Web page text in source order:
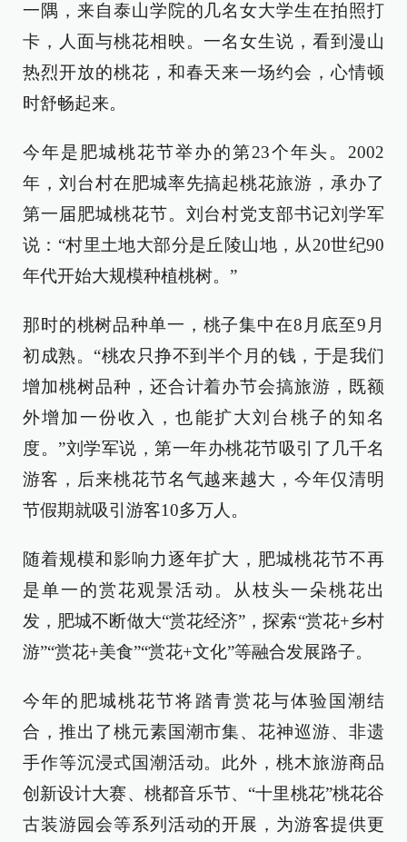
一隅，来自泰山学院的几名女大学生在拍照打
卡，人面与桃花相映。一名女生说，看到漫山
热烈开放的桃花，和春天来一场约会，心情顿
时舒畅起来。
今年是肥城桃花节举办的第23个年头。2002
年，刘台村在肥城率先搞起桃花旅游，承办了
第一届肥城桃花节。刘台村党支部书记刘学军
说：“村里土地大部分是丘陵山地，从20世纪90
年代开始大规模种植桃树。”
那时的桃树品种单一，桃子集中在8月底至9月
初成熟。“桃农只挣不到半个月的钱，于是我们
增加桃树品种，还合计着办节会搞旅游，既额
外增加一份收入，也能扩大刘台桃子的知名
度。”刘学军说，第一年办桃花节吸引了几千名
游客，后来桃花节名气越来越大，今年仅清明
节假期就吸引游客10多万人。
随着规模和影响力逐年扩大，肥城桃花节不再
是单一的赏花观景活动。从枝头一朵桃花出
发，肥城不断做大“赏花经济”，探索“赏花+乡村
游”“赏花+美食”“赏花+文化”等融合发展路子。
今年的肥城桃花节将踏青赏花与体验国潮结
合，推出了桃元素国潮市集、花神巡游、非遗
手作等沉浸式国潮活动。此外，桃木旅游商品
创新设计大赛、桃都音乐节、“十里桃花”桃花谷
古装游园会等系列活动的开展，为游客提供更